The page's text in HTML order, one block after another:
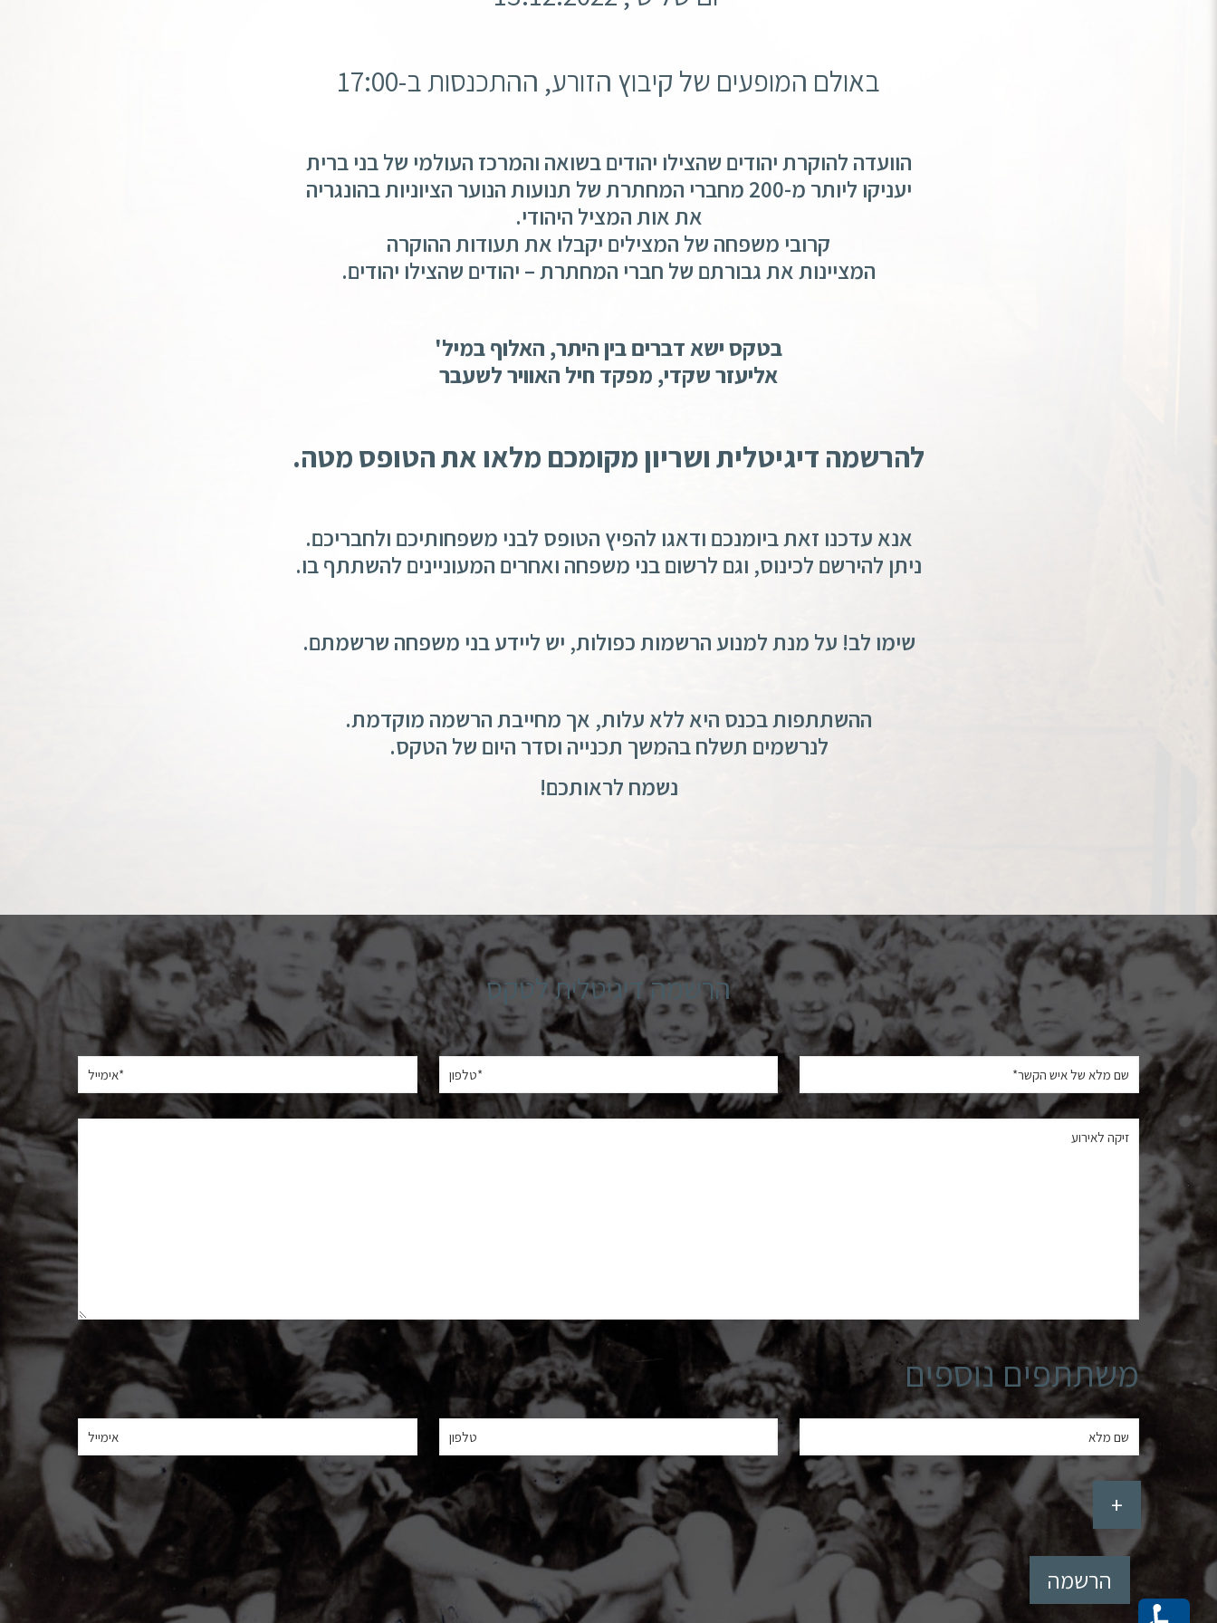
באולם המופעים של קיבוץ הזורע, ההתכנסות ב-17:00
הוועדה להוקרת יהודים שהצילו יהודים בשואה והמרכז העולמי של בני ברית
יעניקו ליותר מ-200 מחברי המחתרת של תנועות הנוער הציוניות בהונגריה
את אות המציל היהודי.
קרובי משפחה של המצילים יקבלו את תעודות ההוקרה
המציינות את גבורתם של חברי המחתרת – יהודים שהצילו יהודים.
בטקס ישא דברים בין היתר, האלוף במיל'
אליעזר שקדי, מפקד חיל האוויר לשעבר
להרשמה דיגיטלית ושריון מקומכם מלאו את הטופס מטה.
אנא עדכנו זאת ביומנכם ודאגו להפיץ הטופס לבני משפחותיכם ולחבריכם.
ניתן להירשם לכינוס, וגם לרשום בני משפחה ואחרים המעוניינים להשתתף בו.
שימו לב! על מנת למנוע הרשמות כפולות, יש ליידע בני משפחה שרשמתם.
ההשתתפות בכנס היא ללא עלות, אך מחייבת הרשמה מוקדמת.
לנרשמים תשלח בהמשך תכנייה וסדר היום של הטקס.
נשמח לראותכם!
הרשמה דיגיטלית לטקס
משתתפים נוספים
+